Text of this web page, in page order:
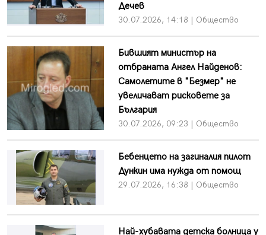
Дечев
30.07.2026, 14:18 | Общество
Бившият министър на
отбраната Ангел Найденов:
Самолетите в "Безмер" не
увеличават рисковете за
България
30.07.2026, 09:23 | Общество
Бебенцето на загиналия пилот
Дункин има нужда от помощ
29.07.2026, 16:38 | Общество
Най-хубавата детска болница у